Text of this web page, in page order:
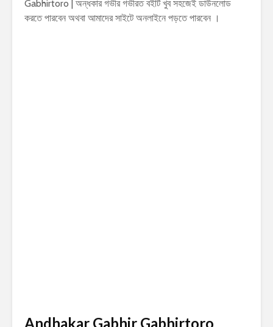
Gabhirtoro | অন্ধকার গভীর গভীরত বইটি খুব সহজেই ডাউনলোড
করতে পারবেন অথবা আমাদের সাইটে অনলাইনে পড়তে পারবেন ।
Andhakar Gabhir Gabhirtoro